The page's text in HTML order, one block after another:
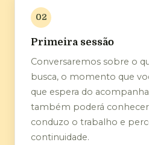
02
Primeira sessão
Conversaremos sobre o
busca, o momento que
que espera do
também poderá
conduzo o trabalho e
continuidade.